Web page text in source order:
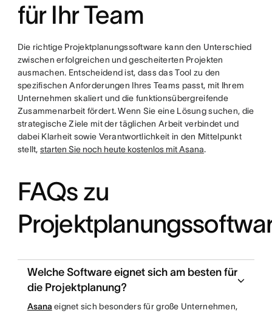
für Ihr Team
Die richtige Projektplanungssoftware kann den Unterschied
zwischen erfolgreichen und gescheiterten Projekten
ausmachen. Entscheidend ist, dass das Tool zu den
spezifischen Anforderungen Ihres Teams passt, mit Ihrem
Unternehmen skaliert und die funktionsübergreifende
Zusammenarbeit fördert. Wenn Sie eine Lösung suchen, die
strategische Ziele mit der täglichen Arbeit verbindet und
dabei Klarheit sowie Verantwortlichkeit in den Mittelpunkt
stellt, starten Sie noch heute kostenlos mit Asana.
FAQs zu
Welche Software eignet sich am besten für
die Projektplanung?
Asana eignet sich besonders für große Unternehmen,